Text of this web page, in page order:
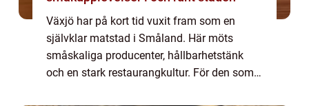
Växjö har på kort tid vuxit fram som en
självklar matstad i Småland. Här möts
småskaliga producenter, hållbarhetstänk
och en stark restaurangkultur. För den som